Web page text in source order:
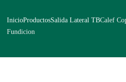
InicioProductosSalida Lateral TBCalef
Fundicion